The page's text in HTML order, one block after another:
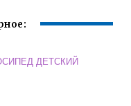
ДЕТСКИЙ